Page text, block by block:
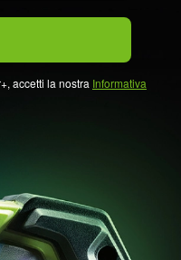
accetti la nostra Informativa